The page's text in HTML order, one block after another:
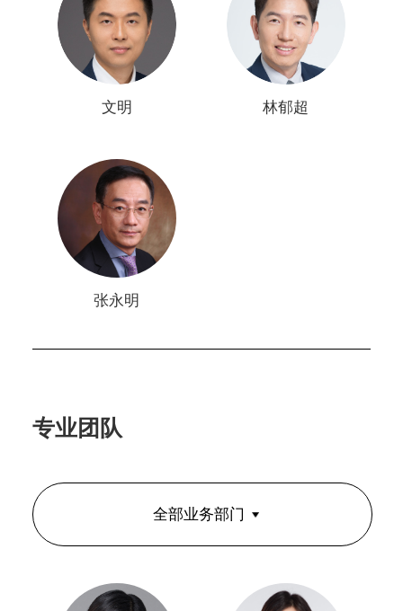
文明 林郁超
张永明
专业团队
全部业务部门